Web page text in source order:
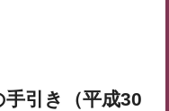
引き（平成30